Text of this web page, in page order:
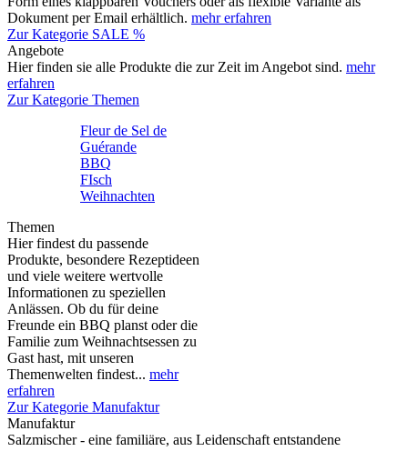
Dokument per Email erhältlich. mehr erfahren
Zur Kategorie SALE %
Angebote
Hier finden sie alle Produkte die zur Zeit im Angebot sind. mehr
erfahren
Zur Kategorie Themen
Fleur de Sel de
Guérande
BBQ
FIsch
Weihnachten
Themen
Hier findest du passende
Produkte, besondere Rezeptideen
und viele weitere wertvolle
Informationen zu speziellen
Anlässen. Ob du für deine
Freunde ein BBQ planst oder die
Familie zum Weihnachtsessen zu
Gast hast, mit unseren
Themenwelten findest... mehr
erfahren
Zur Kategorie Manufaktur
Manufaktur
Salzmischer - eine familiäre, aus Leidenschaft entstandene